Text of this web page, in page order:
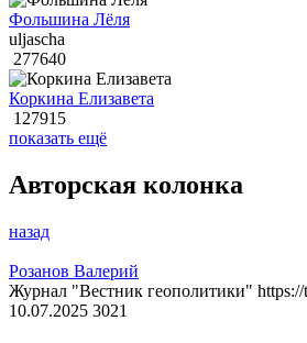
Фольшина Лёля
uljascha
277640
Коркина Елизавета
127915
показать ещё
Авторская колонка
назад
Розанов Валерий
Журнал "Вестник геополитики" https://
10.07.2025 3021